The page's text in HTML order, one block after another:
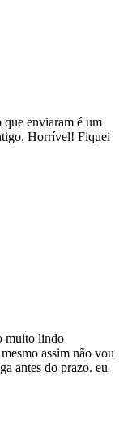
enviaram é um
Horrível! Fiquei
muito lindo
assim não vou
antes do prazo. eu